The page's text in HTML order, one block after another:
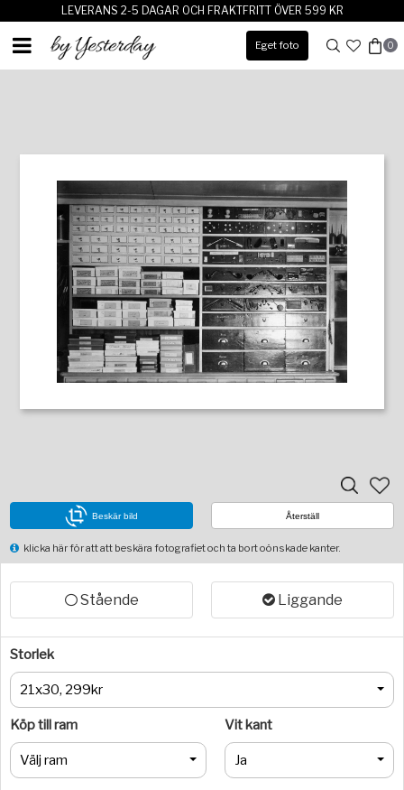
LEVERANS 2-5 DAGAR OCH FRAKTFRITT ÖVER 599 KR
Eget foto 0
Beskär bild Återställ
klicka här för att att beskära fotografiet och ta bort oönskade kanter.
Stående Liggande
Storlek
21x30, 299kr
Köp till ram
Välj ram
Vit kant
Ja